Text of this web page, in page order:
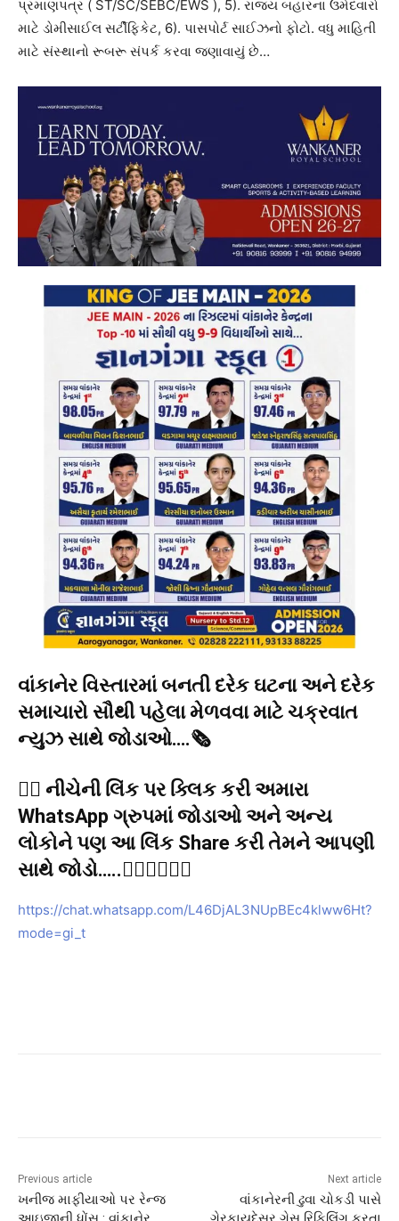
પ્રમાણપત્ર ( ST/SC/SEBC/EWS ), 5). રાજ્ય બહારના ઉમેદવારો
માટે ડોમીસાઈલ સર્ટીફિકેટ, 6). પાસપોર્ટ સાઈઝનો ફોટો. વધુ માહિતી
માટે સંસ્થાનો રૂબરૂ સંપર્ક કરવા જણાવાયું છે…
વાંકાનેર વિસ્તારમાં બનતી દરેક ઘટના અને દરેક
સમાચારો સૌથી પહેલા મેળવવા માટે ચક્રવાત
ન્યુઝ સાથે જોડાઓ….🗞️
👉🏻 નીચેની લિંક પર ક્લિક કરી અમારા
WhatsApp ગ્રુપમાં જોડાઓ અને અન્ય
લોકોને પણ આ લિંક Share કરી તેમને આપણી
સાથે જોડો…..👇🏻👇🏻👇🏻
https://chat.whatsapp.com/L46DjAL3NUpBEc4klww6Ht?
mode=gi_t
Previous article
ખનીજ માફીયાઓ પર રેન્જ
Next article
વાંકાનેરની ઢુવા ચોકડી પાસે